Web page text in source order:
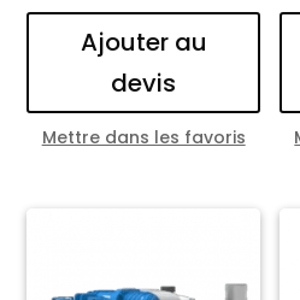
Ajouter au
devis
Mettre dans les favoris